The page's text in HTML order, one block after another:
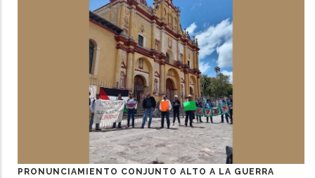
PRONUNCIAMIENTO CONJUNTO ALTO A LA GUERRA